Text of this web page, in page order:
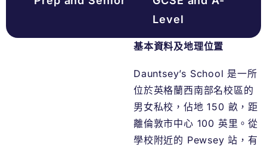
Level
基本資料及地理位置
Dauntsey’s School 是一所
位於英格蘭西南部名校區的
男女私校，佔地 150 畝，距
離倫敦市中心 100 英里。從
學校附近的 Pewsey 站，有